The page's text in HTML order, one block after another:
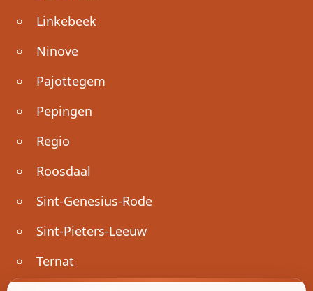
Linkebeek
Ninove
Pajottegem
Pepingen
Regio
Roosdaal
Sint-Genesius-Rode
Sint-Pieters-Leeuw
Ternat